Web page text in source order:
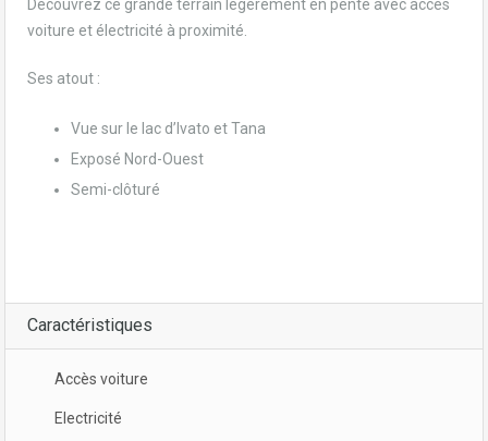
Découvrez ce grande terrain légèrement en pente avec accès
voiture et électricité à proximité.
Ses atout :
Vue sur le lac d’Ivato et Tana
Exposé Nord-Ouest
Semi-clôturé
Caractéristiques
Accès voiture
Electricité